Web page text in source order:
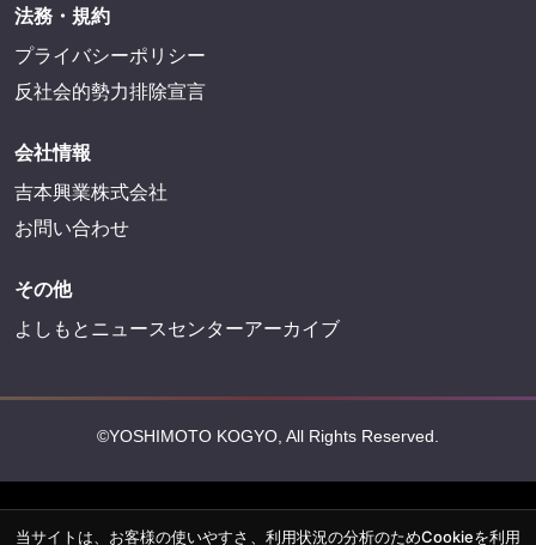
法務・規約
プライバシーポリシー
反社会的勢力排除宣言
会社情報
吉本興業株式会社
お問い合わせ
その他
よしもとニュースセンターアーカイブ
©YOSHIMOTO KOGYO, All Rights Reserved.
当サイトは、お客様の使いやすさ、利用状況の分析のためCookieを利用